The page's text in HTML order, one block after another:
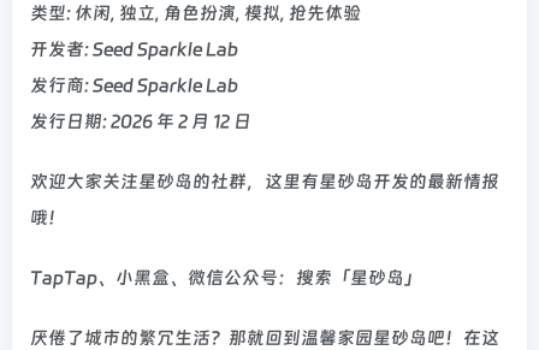
类型: 休闲, 独立, 角色扮演, 模拟, 抢先体验
开发者: Seed Sparkle Lab
发行商: Seed Sparkle Lab
发行日期: 2026 年 2 月 12 日
欢迎大家关注星砂岛的社群，这里有星砂岛开发的最新情报
哦！
TapTap、小黑盒、微信公众号：搜索「星砂岛」
厌倦了城市的繁冗生活？那就回到温馨家园星砂岛吧！在这